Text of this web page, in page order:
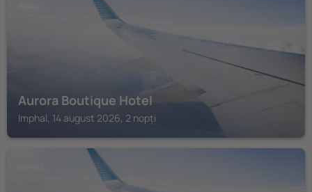
Aurora Boutique Hotel
Imphal, 14 august 2026, 2 nopți